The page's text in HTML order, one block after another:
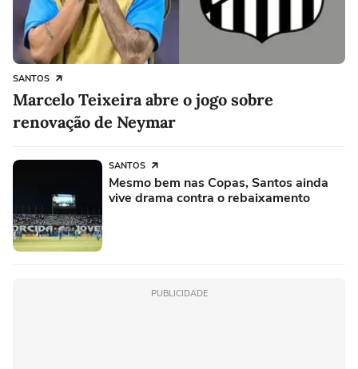
SANTOS
Marcelo Teixeira abre o jogo sobre
renovação de Neymar
SANTOS
Mesmo bem nas Copas, Santos ainda
vive drama contra o rebaixamento
PUBLICIDADE